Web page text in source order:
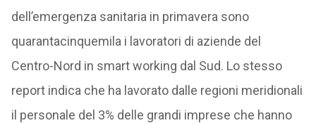
dell’emergenza sanitaria in primavera sono
quarantacinquemila i lavoratori di aziende del
Centro-Nord in smart working dal Sud. Lo stesso
report indica che ha lavorato dalle regioni meridionali
il personale del 3% delle grandi imprese che hanno